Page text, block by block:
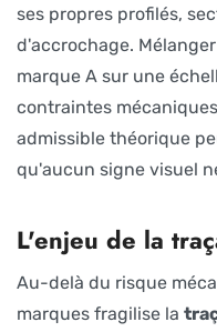
ses propres profilés,
d'accrochage.
marque A sur une
contraintes
admissible théorique
qu'aucun signe visuel
L'enjeu de la
Au-delà du risque
marques fragilise la